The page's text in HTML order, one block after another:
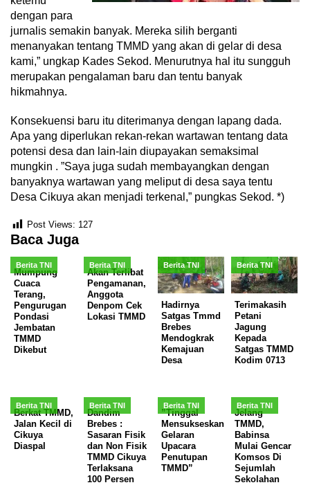
dengan para
jurnalis semakin banyak. Mereka silih berganti
menanyakan tentang TMMD yang akan di gelar di desa
kami,” ungkap Kades Sekod. Menurutnya hal itu sungguh
merupakan pengalaman baru dan tentu banyak
hikmahnya.
Konsekuensi baru itu diterimanya dengan lapang dada.
Apa yang diperlukan rekan-rekan wartawan tentang data
potensi desa dan lain-lain diupayakan semaksimal
mungkin . ”Saya juga sudah membayangkan dengan
banyaknya wartawan yang meliput di desa saya tentu
Desa Cikuya akan menjadi terkenal,” pungkas Sekod. *)
Post Views: 127
Baca Juga
Berita TNI
Mumpung
Cuaca
Terang,
Pengurugan
Pondasi
Jembatan
TMMD
Dikebut
Berita TNI
Akan Terlibat
Pengamanan,
Anggota
Denpom Cek
Lokasi TMMD
Berita TNI
Hadirnya
Satgas Tmmd
Brebes
Mendogkrak
Kemajuan
Desa
Berita TNI
Terimakasih
Petani
Jagung
Kepada
Satgas TMMD
Kodim 0713
Berita TNI
Berkat TMMD,
Jalan Kecil di
Cikuya
Diaspal
Berita TNI
Dandim
Brebes :
Sasaran Fisik
dan Non Fisik
TMMD Cikuya
Terlaksana
100 Persen
Berita TNI
”Tinggal
Mensukseskan
Gelaran
Upacara
Penutupan
TMMD”
Berita TNI
Jelang
TMMD,
Babinsa
Mulai Gencar
Komsos Di
Sejumlah
Sekolahan